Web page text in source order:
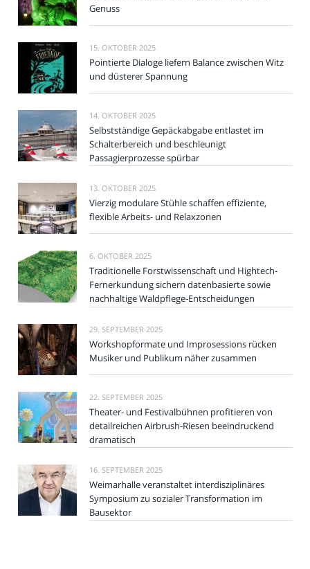
Genuss
15. OKTOBER 2025
Pointierte Dialoge liefern Balance zwischen Witz
und düsterer Spannung
14. OKTOBER 2025
Selbstständige Gepäckabgabe entlastet im
Schalterbereich und beschleunigt
Passagierprozesse spürbar
13. OKTOBER 2025
Vierzig modulare Stühle schaffen effiziente,
flexible Arbeits- und Relaxzonen
6. OKTOBER 2025
Traditionelle Forstwissenschaft und Hightech-
Fernerkundung sichern datenbasierte sowie
nachhaltige Waldpflege-Entscheidungen
29. SEPTEMBER 2025
Workshopformate und Improsessions rücken
Musiker und Publikum näher zusammen
22. SEPTEMBER 2025
Theater- und Festivalbühnen profitieren von
detailreichen Airbrush-Riesen beeindruckend
dramatisch
16. SEPTEMBER 2025
Weimarhalle veranstaltet interdisziplinäres
Symposium zu sozialer Transformation im
Bausektor